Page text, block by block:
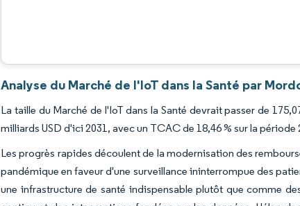
Analyse du Marché de l'IoT dans la Santé par
La taille du Marché de l'IoT dans la Santé devrait passer de
milliards USD d'ici 2031, avec un TCAC de 18,46 % sur la période
Les progrès rapides découlent de la modernisation des
pandémique en faveur d'une surveillance ininterrompue des
une infrastructure de santé indispensable plutôt que comme